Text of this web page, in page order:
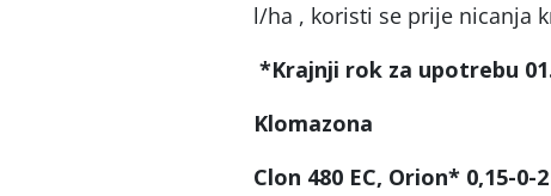
l/ha , koristi se prije nicanja
*Krajnji rok za upotrebu
Klomazona
Clon 480 EC, Orion* 0,15-0-